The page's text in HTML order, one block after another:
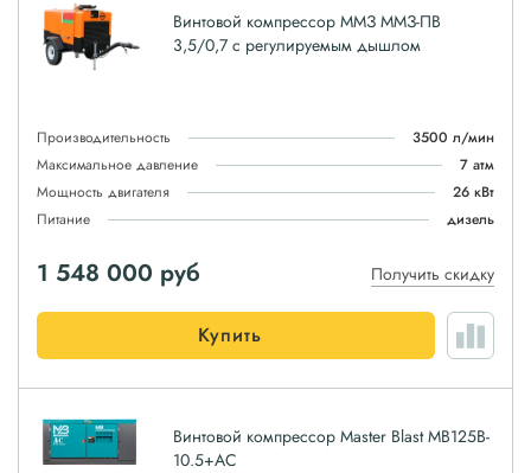
Винтовой компрессор ММЗ ММЗ-ПВ
3,5/0,7 с регулируемым дышлом
Производительность
3500 л/мин
Максимальное давление
7 атм
Мощность двигателя
26 кВт
Питание
дизель
1 548 000 руб Получить скидку
Купить
Винтовой компрессор Master Blast MB125B-
10.5+AC